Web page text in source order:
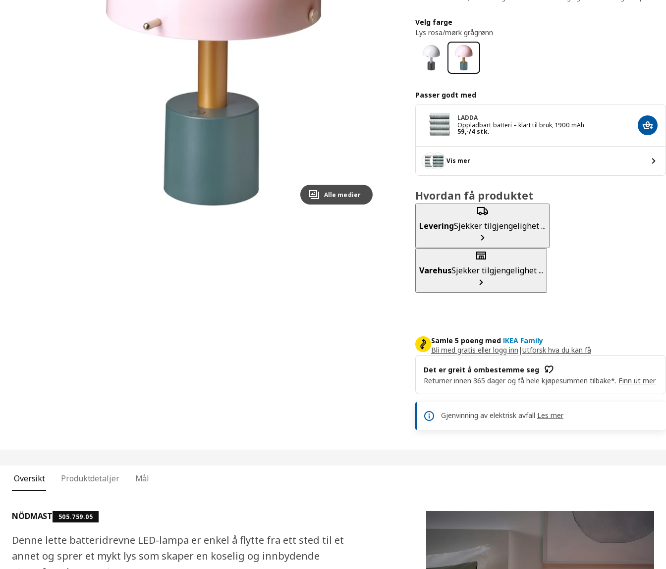
Alle medier
Velg farge
Lys rosa/mørk grågrønn
Passer godt med
LADDA
Oppladbart batteri – klart til bruk, 1900 mAh
59,-/4 stk.
Pris 59,-/4 stk. Legg
Vis mer
Hvordan få produktet
LeveringSjekker tilgjengelighet ...
VarehusSjekker tilgjengelighet ...
Samle 5 poeng med IKEA Family
Bli med gratis eller logg inn |Utforsk hva du kan få
Det er greit å ombestemme seg
Returner innen 365 dager og få hele kjøpesummen tilbake*. Finn ut mer
Gjenvinning av elektrisk avfall Les mer
Oversikt Produktdetaljer Mål
NÖDMAST 505.759.05
Denne lette batteridrevne LED-lampa er enkel å flytte fra ett sted til et
annet og sprer et mykt lys som skaper en koselig og innbydende